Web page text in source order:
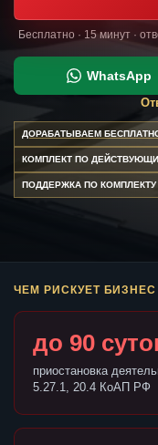
Бесплатно · 15 минут ·
WhatsApp
ДОРАБАТЫВАЕМ
КОМПЛЕКТ ПО
ПОДДЕРЖКА ПО КОМПЛЕКТУ
ЧЕМ РИСКУЕТ
до 90
приостановка
5.27.1, 20.4 КоАП РФ